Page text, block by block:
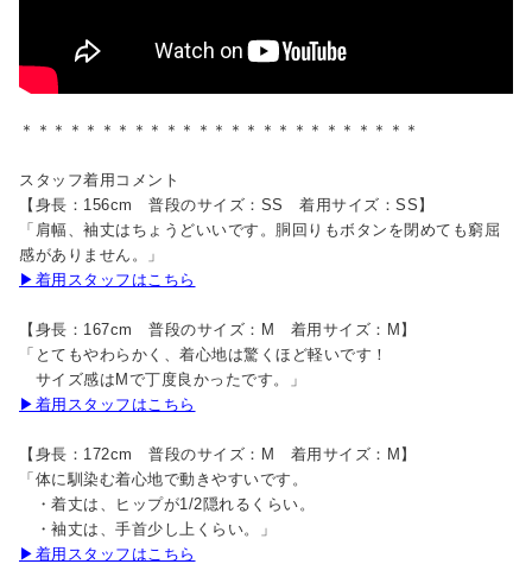
＊＊＊＊＊＊＊＊＊＊＊＊＊＊＊＊＊＊＊＊＊＊＊＊＊
スタッフ着用コメント
【身長：156cm 普段のサイズ：SS 着用サイズ：SS】
「肩幅、袖丈はちょうどいいです。胴回りもボタンを閉めても窮屈
感がありません。」
▶着用スタッフはこちら
【身長：167cm 普段のサイズ：M 着用サイズ：M】
「とてもやわらかく、着心地は驚くほど軽いです！
サイズ感はMで丁度良かったです。」
▶着用スタッフはこちら
【身長：172cm 普段のサイズ：M 着用サイズ：M】
「体に馴染む着心地で動きやすいです。
・着丈は、ヒップが1/2隠れるくらい。
・袖丈は、手首少し上くらい。」
▶着用スタッフはこちら